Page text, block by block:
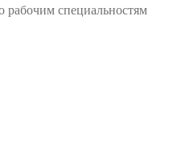
рабочим специальностям